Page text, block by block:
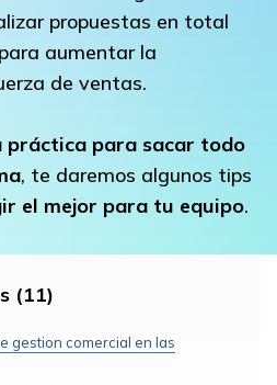
propuestas en total
aumentar la
de ventas.
práctica para sacar todo
, te daremos algunos tips
el mejor para tu equipo.
(11)
gestion comercial en las